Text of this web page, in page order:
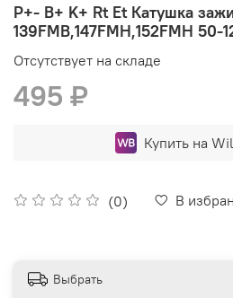
P+- B+ K+ Rt Et Катушка
139FMB,147FMH,152FMH 50-
(0) В
Отсутствует на складе
495 ₽
Купить на
Выбрать